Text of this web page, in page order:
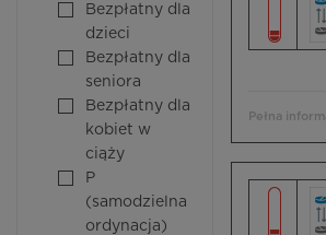
Bezpłatny dla
dzieci
Bezpłatny dla
seniora
Bezpłatny dla
kobiet w
ciąży
P
(samodzielna
ordynacja)
Pełna